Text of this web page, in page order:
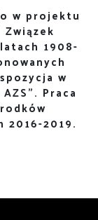
w projektu
1908-
w
Praca
2016-2019.